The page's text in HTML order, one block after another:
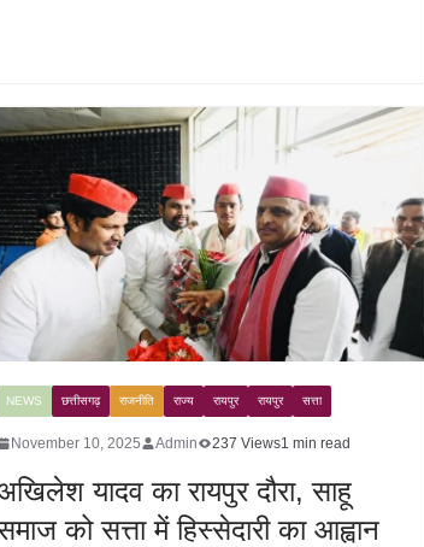
NEWS छत्तीसगढ़ राजनीति राज्य रायपुर रायपुर सत्ता
November 10, 2025 Admin 237 Views1 min read
यादव का रायपुर दौरा, साहू
को सत्ता में हिस्सेदारी का आह्वान